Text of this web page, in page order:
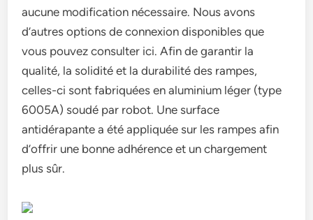
aucune modification nécessaire. Nous avons
d’autres options de connexion disponibles que
vous pouvez consulter ici. Afin de garantir la
qualité, la solidité et la durabilité des rampes,
celles-ci sont fabriquées en aluminium léger (type
6005A) soudé par robot. Une surface
antidérapante a été appliquée sur les rampes afin
d’offrir une bonne adhérence et un chargement
plus sûr.